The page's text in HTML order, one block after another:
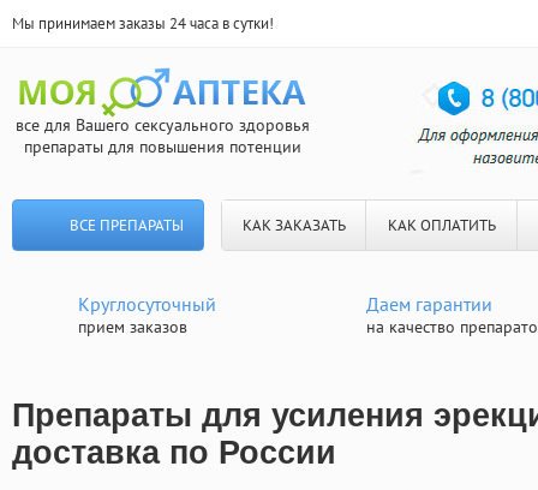
Мы принимаем заказы 24 часа в сутки!
все для Вашего сексуального здоровья
препараты для повышения потенции
ВСЕ ПРЕПАРАТЫ КАК ЗАКАЗАТЬ КАК ОПЛАТИТЬ
Круглосуточный
прием заказов
Даем гарантии
на качество
Препараты для усиления
доставка по России